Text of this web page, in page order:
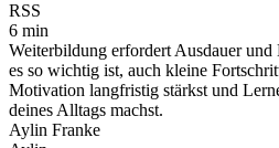
RSS
6 min
Weiterbildung erfordert Ausdauer
es so wichtig ist, auch kleine
Motivation langfristig stärkst und
deines Alltags machst.
Aylin Franke